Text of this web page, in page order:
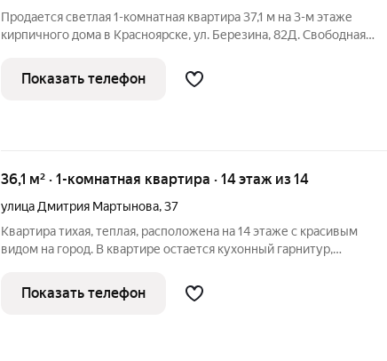
Продается светлая 1-комнатная квартира 37,1 м на 3-м этаже
кирпичного дома в Красноярске, ул. Березина, 82Д. Свободная
Ключевые преимущества Светлая и теплая квартира с
косметическим ремонтом Вся
Показать телефон
36,1 м² · 1-комнатная квартира · 14 этаж из 14
улица Дмитрия Мартынова,37
Квартира тихая, теплая, расположена на 14 этаже с красивым
видом на город. В квартире остается кухонный гарнитур,
машина,холодильник, стиральная машина, встраиваемые шкафы,
диваны, стол
Показать телефон